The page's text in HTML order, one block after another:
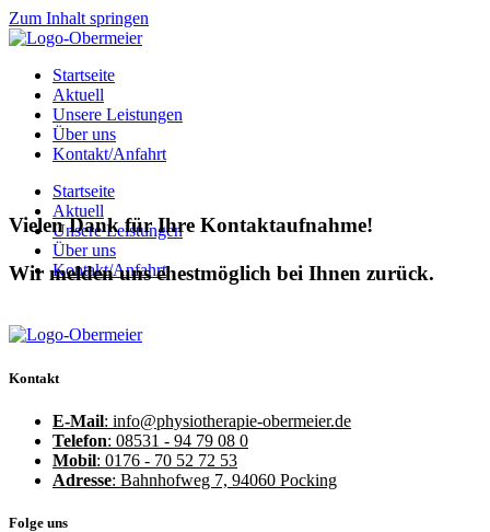
Zum Inhalt springen
Startseite
Aktuell
Unsere Leistungen
Über uns
Kontakt/Anfahrt
Startseite
Aktuell
Unsere Leistungen
Über uns
Kontakt/Anfahrt
Vielen Dank für Ihre Kontaktaufnahme!
Wir melden uns ehestmöglich bei Ihnen zurück.
Kontakt
E-Mail: info@physiotherapie-obermeier.de
Telefon: 08531 - 94 79 08 0
Mobil: 0176 - 70 52 72 53
Adresse: Bahnhofweg 7, 94060 Pocking
Folge uns